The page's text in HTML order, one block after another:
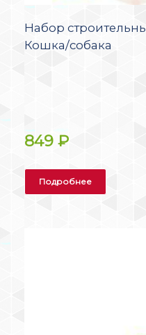
Набор
Кошка/собака
849 ₽
Подробнее